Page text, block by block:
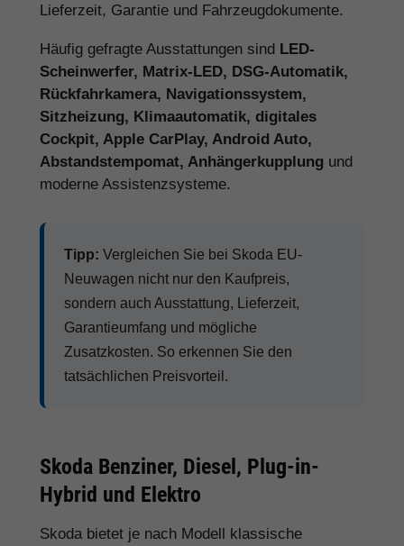
Lieferzeit, Garantie und Fahrzeugdokumente.
Häufig gefragte Ausstattungen sind LED-
Scheinwerfer, Matrix-LED, DSG-Automatik,
Rückfahrkamera, Navigationssystem,
Sitzheizung, Klimaautomatik, digitales
Cockpit, Apple CarPlay, Android Auto,
Abstandstempomat, Anhängerkupplung und
moderne Assistenzsysteme.
Tipp: Vergleichen Sie bei Skoda EU-
Neuwagen nicht nur den Kaufpreis,
sondern auch Ausstattung, Lieferzeit,
Garantieumfang und mögliche
Zusatzkosten. So erkennen Sie den
tatsächlichen Preisvorteil.
Skoda Benziner, Diesel, Plug-in-
Hybrid und Elektro
Skoda bietet je nach Modell klassische